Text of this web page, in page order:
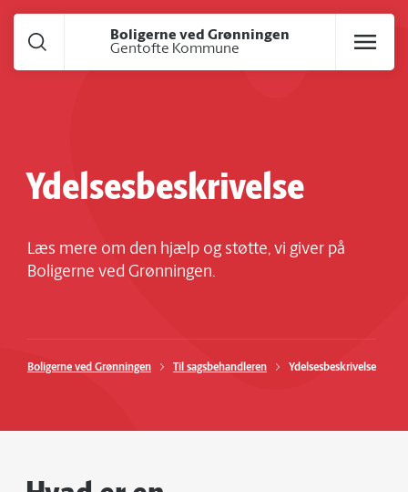
Boligerne ved Grønningen
Gentofte Kommune
Ydelsesbeskrivelse
Læs mere om den hjælp og støtte, vi giver på
Boligerne ved Grønningen.
Boligerne ved Grønningen Til sagsbehandleren Ydelsesbeskrivelse